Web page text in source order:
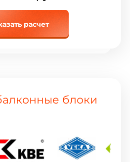
расчет
блоки